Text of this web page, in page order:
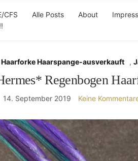
CFS Alle Posts About
Haarspange-ausverkauft ,
Regenbogen
14. September 2019 Keine